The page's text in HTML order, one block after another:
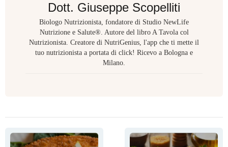
Dott. Giuseppe Scopelliti
Biologo Nutrizionista, fondatore di Studio NewLife
Nutrizione e Salute®. Autore del libro A Tavola col
Nutrizionista. Creatore di NutriGenius, l'app che ti mette il
tuo nutrizionista a portata di click! Ricevo a Bologna e
Milano.